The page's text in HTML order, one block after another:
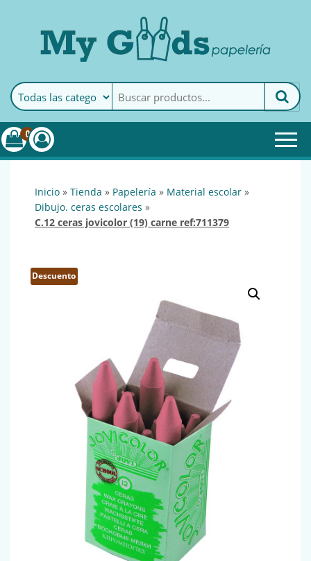
MyGoods · PapeleríaMy Goods es tu papelería
online de confianza. Podrás
encontrar todo lo necesario
0
inicio » tienda » papelería » material escolar »
dibujo. ceras escolares »
c.12 ceras jovicolor (19) carne ref:711379
Descuento